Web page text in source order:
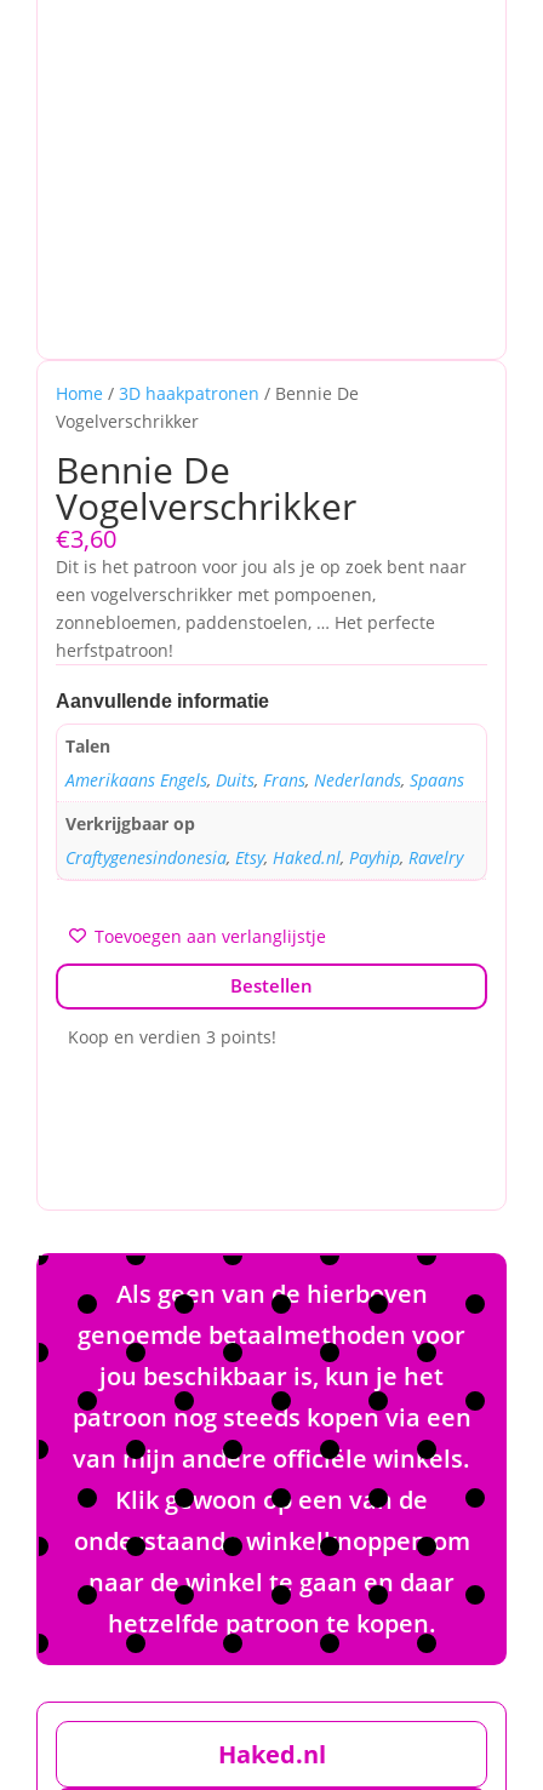
Home / 3D haakpatronen / Bennie De
Vogelverschrikker
Bennie De
Vogelverschrikker
€3,60
Dit is het patroon voor jou als je op zoek bent naar
een vogelverschrikker met pompoenen,
zonnebloemen, paddenstoelen, … Het perfecte
herfstpatroon!
Aanvullende informatie
Talen
Amerikaans Engels, Duits, Frans, Nederlands, Spaans
Verkrijgbaar op
Craftygenesindonesia, Etsy, Haked.nl, Payhip, Ravelry
Toevoegen aan verlanglijstje
Bestellen
Koop en verdien 3 points!
Als geen van de hierboven
genoemde betaalmethoden voor
jou beschikbaar is, kun je het
patroon nog steeds kopen via een
van mijn andere officiële winkels.
Klik gewoon op een van de
onderstaande winkelknoppen om
naar de winkel te gaan en daar
hetzelfde patroon te kopen.
Haked.nl